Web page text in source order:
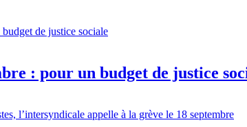
: pour un budget de justice